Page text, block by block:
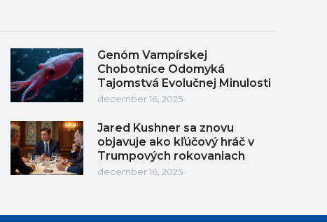
Genóm Vampírskej
Chobotnice Odomyká
Tajomstvá Evolučnej Minulosti
december 16, 2025
Jared Kushner sa znovu
objavuje ako kľúčový hráč v
Trumpových rokovaniach
december 16, 2025